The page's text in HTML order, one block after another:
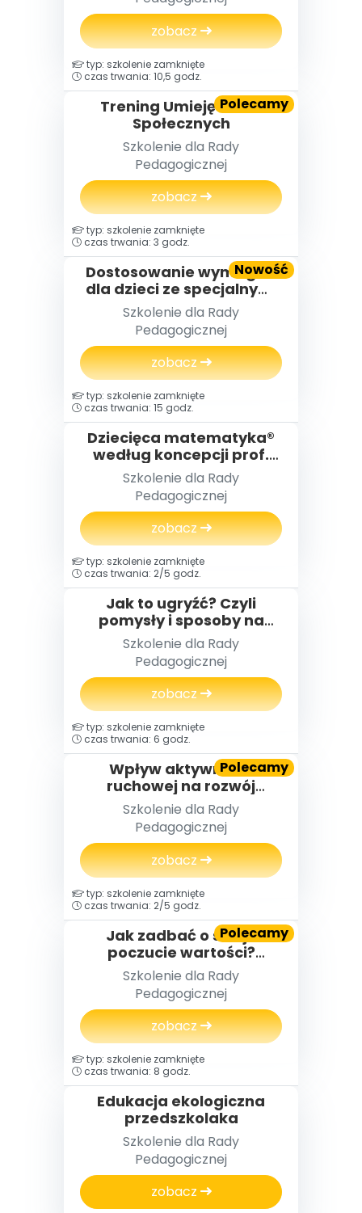
zobacz
Polecamy
typ: szkolenie zamknięte
czas trwania: 10,5 godz.
Trening Umiejętności
Społecznych
Szkolenie dla Rady
Pedagogicznej
zobacz
Nowość
typ: szkolenie zamknięte
czas trwania: 3 godz.
Dostosowanie wymagań
dla dzieci ze specjalnymi
potrzebami
edukacyjnymi
Szkolenie dla Rady
Pedagogicznej
zobacz
typ: szkolenie zamknięte
czas trwania: 15 godz.
Dziecięca matematyka®
według koncepcji prof.
Edyty Gruszczyk-
Kolczyńskiej - dla klas 1-3
Szkolenie dla Rady
Pedagogicznej
zobacz
typ: szkolenie zamknięte
czas trwania: 2/5 godz.
Jak to ugryźć? Czyli
pomysły i sposoby na
zajęcia otwarte dla
Rodziców
Szkolenie dla Rady
Pedagogicznej
zobacz
Polecamy
typ: szkolenie zamknięte
czas trwania: 6 godz.
Wpływ aktywności
ruchowej na rozwój
psychofizyczny dzieci
Szkolenie dla Rady
Pedagogicznej
zobacz
Polecamy
typ: szkolenie zamknięte
czas trwania: 2/5 godz.
Jak zadbać o swoje
poczucie wartości?
Poszukiwanie prostych
sposobów na
wzmocnienie pewności
siebie w roli nauczyciela
przedszkola
Szkolenie dla Rady
Pedagogicznej
zobacz
typ: szkolenie zamknięte
czas trwania: 8 godz.
Edukacja ekologiczna
przedszkolaka
Szkolenie dla Rady
Pedagogicznej
zobacz